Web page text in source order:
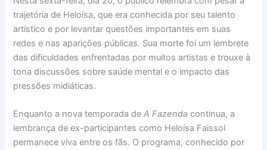
trajetória de Heloísa, que era conhecida por seu talento
artístico e por levantar questões importantes em suas
redes e nas aparições públicas. Sua morte foi um lembrete
das dificuldades enfrentadas por muitos artistas e trouxe à
tona discussões sobre saúde mental e o impacto das
pressões midiáticas.
Enquanto a nova temporada deA Fazenda continua, a
lembrança de ex-participantes como Heloísa Faissol
permanece viva entre os fãs. O programa, conhecido por